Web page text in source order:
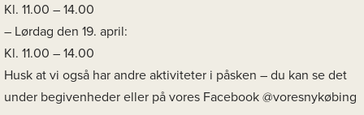
Kl. 11.00 – 14.00
– Lørdag den 19. april:
Kl. 11.00 – 14.00
Husk at vi også har andre aktiviteter i påsken – du kan se det
under begivenheder eller på vores Facebook @voresnykøbing